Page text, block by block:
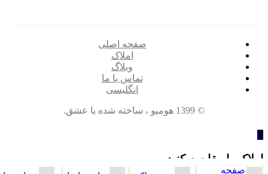
صفحه اصلی
املاک
وبلاگ
تماس با ما
انگلیسی
© 1399 هومیو ، ساخته شده با عشق.
صفحه
املاک را مقایسه کنید